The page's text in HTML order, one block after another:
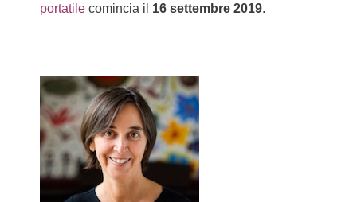
portatile comincia il 16 settembre 2019.